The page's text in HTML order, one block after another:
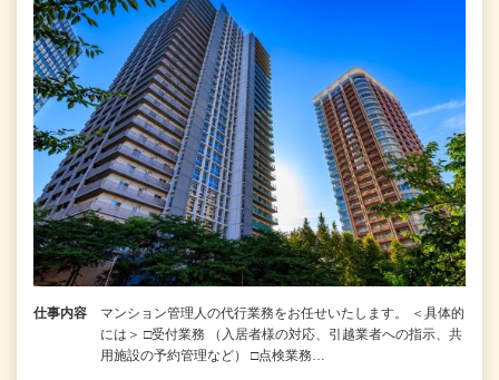
仕事内容
マンション管理人の代行業務をお任せいたします。 ＜具体的
には＞ □受付業務 （入居者様の対応、引越業者への指示、共
用施設の予約管理など） □点検業務…